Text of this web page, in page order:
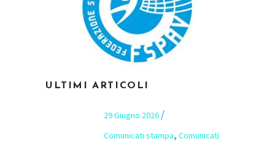
ULTIMI ARTICOLI
29 Giugno 2026
Comunicati stampa, Comunicati